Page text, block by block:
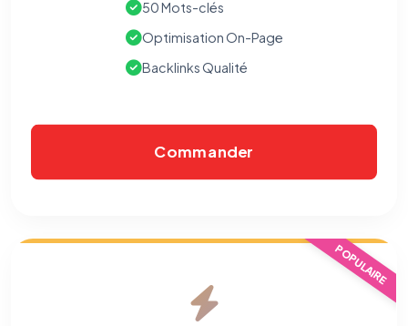
50 Mots-clés
Optimisation On-Page
Backlinks Qualité
Commander
POPULAIRE